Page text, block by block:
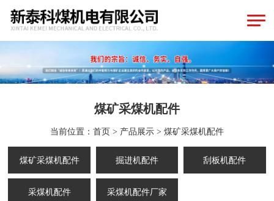
煤矿采煤机配件
当前位置： 首页> 产品展示> 煤矿采煤机配件
煤矿采煤机配件 掘进机配件 刮板机配件
采煤机配件 采煤机配件厂家